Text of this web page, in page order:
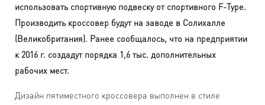
использовать спортивную подвеску от спортивного F-Type.
Производить кроссовер будут на заводе в Солихалле
(Великобритания). Ранее сообщалось, что на предприятии
к 2016 г. создадут порядка 1,6 тыс. дополнительных
рабочих мест.
Дизайн пятиместного кроссовера выполнен в стиле